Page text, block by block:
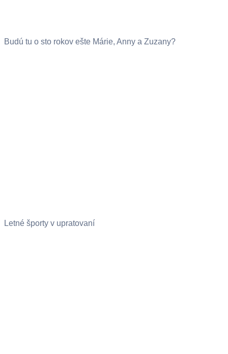
Budú tu o sto rokov ešte Márie, Anny a Zuzany?
Letné športy v upratovaní